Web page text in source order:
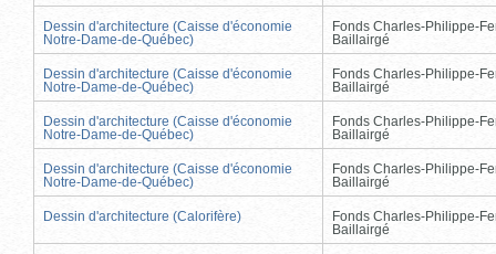
Dessin d'architecture (Caisse d'économie
Notre-Dame-de-Québec)
Fonds Charles-Philippe-
Baillairgé
Dessin d'architecture (Caisse d'économie
Notre-Dame-de-Québec)
Fonds Charles-Philippe-
Baillairgé
Dessin d'architecture (Caisse d'économie
Notre-Dame-de-Québec)
Fonds Charles-Philippe-
Baillairgé
Dessin d'architecture (Caisse d'économie
Notre-Dame-de-Québec)
Fonds Charles-Philippe-
Baillairgé
Dessin d'architecture (Calorifère)
Fonds Charles-Philippe-
Baillairgé